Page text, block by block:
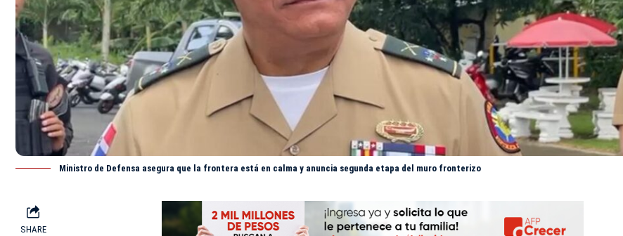
Ministro de Defensa asegura que la frontera está en calma y anuncia segunda etapa del muro fronterizo
SHARE